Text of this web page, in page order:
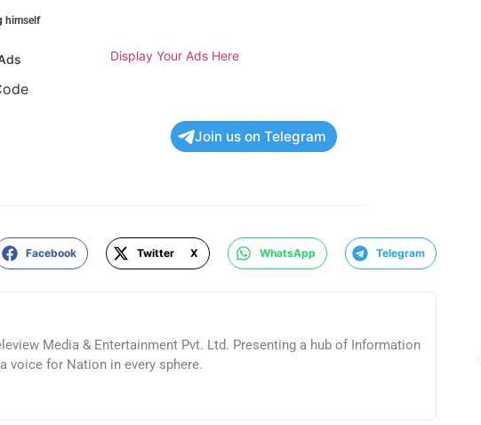
himself
Display Your Ads Here
Join us on Telegram
Facebook Twitter X WhatsApp Telegram
Media & Entertainment Pvt. Ltd. Presenting a hub of Information
voice for Nation in every sphere.